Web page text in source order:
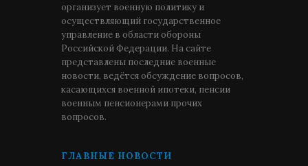
организует военную политику и
осуществляющий государственное
управление в области обороны
Российской Федерации. На сайте
представлены последние военные
новости, ведётся обсуждение вопросов,
касающихся военной ипотеки, пенсии
военным пенсионерами прочих
вопросов.
ГЛАВНЫЕ НОВОСТИ